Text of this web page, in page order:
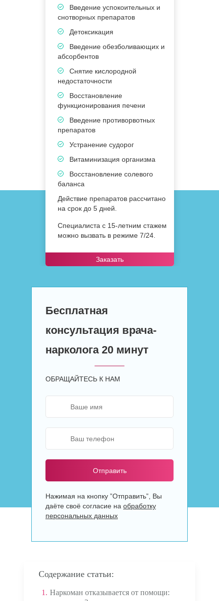
Введение успокоительных и
снотворных препаратов
Детоксикация
Введение обезболивающих и
абсорбентов
Снятие кислородной
недостаточности
Восстановление
функционирования печени
Введение противорвотных
препаратов
Устранение судорог
Витаминизация организма
Восстановление солевого
баланса
Действие препаратов рассчитано
на срок до 5 дней.
Специалиста с 15-летним стажем
можно вызвать в режиме 7/24.
Заказать
Бесплатная
консультация врача-
нарколога 20 минут
ОБРАЩАЙТЕСЬ К НАМ
Отправить
Нажимая на кнопку ”Отправить”, Вы
даёте своё согласие на обработку
персональных данных
Содержание статьи:
1. Наркоман отказывается от помощи: